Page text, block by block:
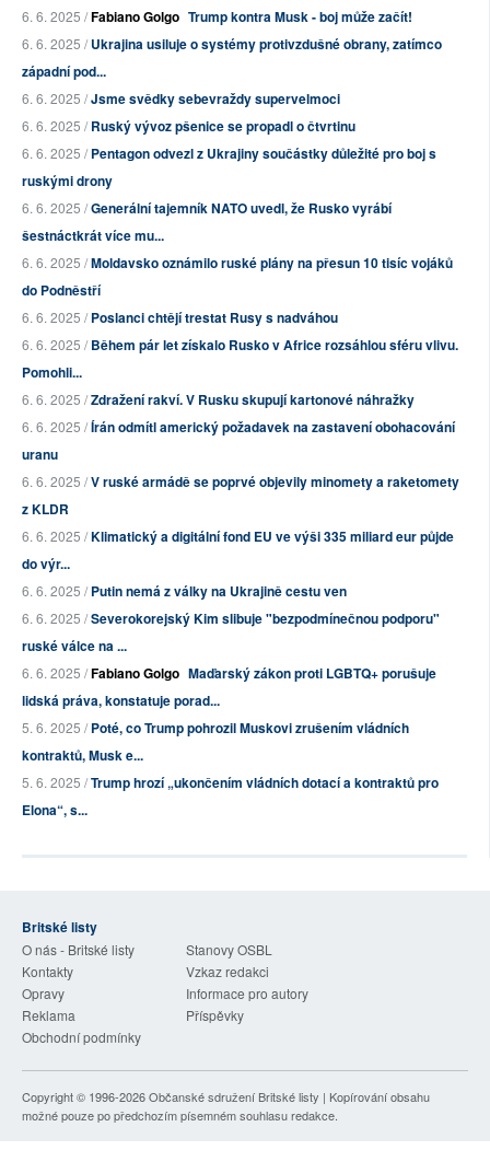
6. 6. 2025 /Fabiano Golgo Trump kontra Musk - boj může začít!
6. 6. 2025 /Ukrajina usiluje o systémy protivzdušné obrany, zatímco
západní pod...
6. 6. 2025 /Jsme svědky sebevraždy supervelmoci
6. 6. 2025 /Ruský vývoz pšenice se propadl o čtvrtinu
6. 6. 2025 /Pentagon odvezl z Ukrajiny součástky důležité pro boj s
ruskými drony
6. 6. 2025 /Generální tajemník NATO uvedl, že Rusko vyrábí
šestnáctkrát více mu...
6. 6. 2025 /Moldavsko oznámilo ruské plány na přesun 10 tisíc vojáků
do Podněstří
6. 6. 2025 /Poslanci chtějí trestat Rusy s nadváhou
6. 6. 2025 /Během pár let získalo Rusko v Africe rozsáhlou sféru vlivu.
Pomohli...
6. 6. 2025 /Zdražení rakví. V Rusku skupují kartonové náhražky
6. 6. 2025 /Írán odmítl americký požadavek na zastavení obohacování
uranu
6. 6. 2025 /V ruské armádě se poprvé objevily minomety a raketomety
z KLDR
6. 6. 2025 /Klimatický a digitální fond EU ve výši 335 miliard eur půjde
do výr...
6. 6. 2025 /Putin nemá z války na Ukrajině cestu ven
6. 6. 2025 /Severokorejský Kim slibuje "bezpodmínečnou podporu"
ruské válce na ...
6. 6. 2025 /Fabiano Golgo Maďarský zákon proti LGBTQ+ porušuje
lidská práva, konstatuje porad...
5. 6. 2025 /Poté, co Trump pohrozil Muskovi zrušením vládních
kontraktů, Musk e...
5. 6. 2025 /Trump hrozí „ukončením vládních dotací a kontraktů pro
Elona“, s...
Britské listy
O nás - Britské listy
Stanovy OSBL
Kontakty
Vzkaz redakci
Opravy
Informace pro autory
Reklama
Příspěvky
Obchodní podmínky
Copyright © 1996-2026Občanské sdružení Britské listy | Kopírování obsahu
možné pouze po předchozím písemném souhlasu redakce.